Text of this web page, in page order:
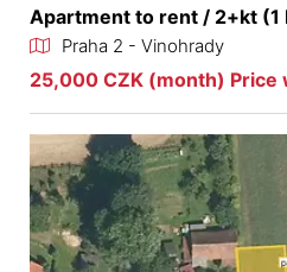
Apartment to rent / 2+kt (1
Praha 2 - Vinohrady
25,000 CZK (month) Price